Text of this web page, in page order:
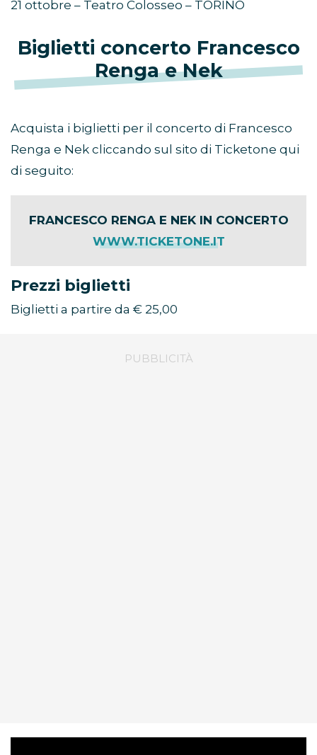
21 ottobre – Teatro Colosseo – TORINO
Biglietti concerto Francesco
Renga e Nek
Acquista i biglietti per il concerto di Francesco
Renga e Nek cliccando sul sito di Ticketone qui
di seguito:
FRANCESCO RENGA E NEK IN CONCERTO
WWW.TICKETONE.IT
Prezzi biglietti
Biglietti a partire da € 25,00